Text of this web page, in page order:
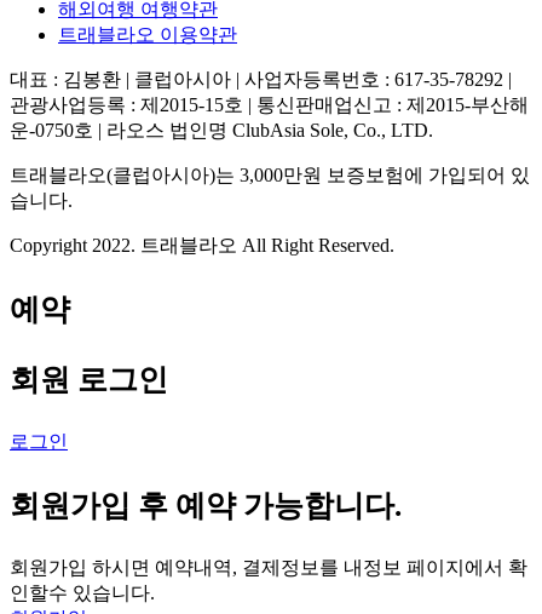
해외여행 여행약관
트래블라오 이용약관
대표 : 김봉환 | 클럽아시아 | 사업자등록번호 : 617-35-78292 |
관광사업등록 : 제2015-15호 | 통신판매업신고 : 제2015-부산해
운-0750호 | 라오스 법인명 ClubAsia Sole, Co., LTD.
트래블라오(클럽아시아)는 3,000만원 보증보험에 가입되어 있
습니다.
Copyright 2022. 트래블라오 All Right Reserved.
예약
회원 로그인
로그인
회원가입 후 예약 가능합니다.
회원가입 하시면 예약내역, 결제정보를 내정보 페이지에서 확
인할수 있습니다.